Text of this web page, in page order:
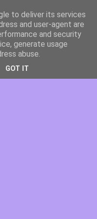
to deliver its services
and user-agent are
and security
generate usage
abuse.
GOT IT